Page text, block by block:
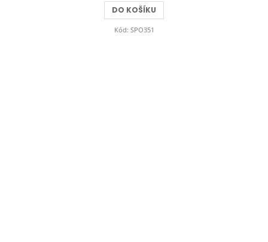
DO KOŠÍKU
Kód: SPO351